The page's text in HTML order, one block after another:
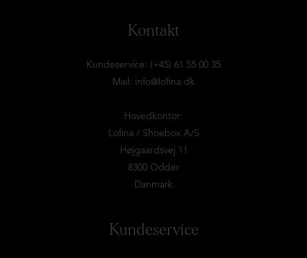
Kontakt
Kundeservice: (+45) 61 55 00 35
Mail: info@lofina.dk
Hovedkontor:
Lofina / Shoebox A/S
Højgaardsvej 11
8300 Odder
Danmark
Kundeservice